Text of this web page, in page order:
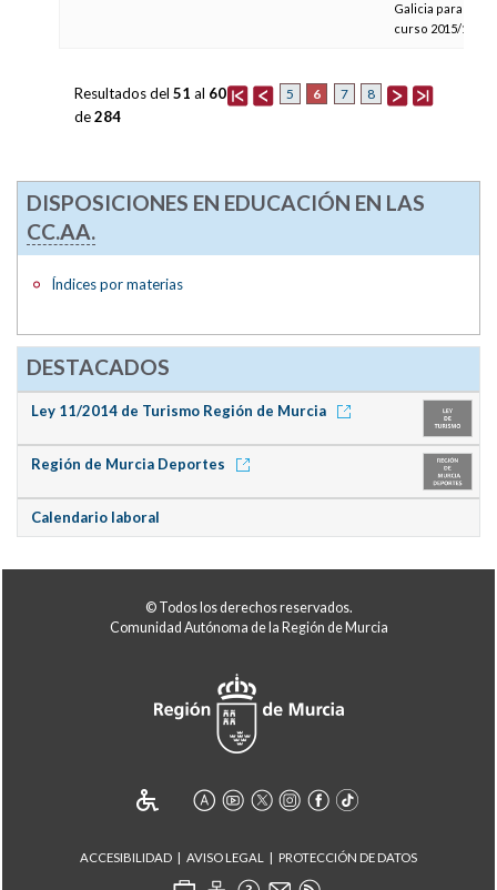
Galicia para el
curso 2015/16
5 6 7 8
Resultados del 51 al 60
de284
DISPOSICIONES EN EDUCACIÓN EN LAS
CC.AA.
Índices por materias
DESTACADOS
Ley 11/2014 de Turismo Región de Murcia
Región de Murcia Deportes
Calendario laboral
© Todos los derechos reservados.
Comunidad Autónoma de la Región de Murcia
ACCESIBILIDAD AVISO LEGAL PROTECCIÓN DE DATOS